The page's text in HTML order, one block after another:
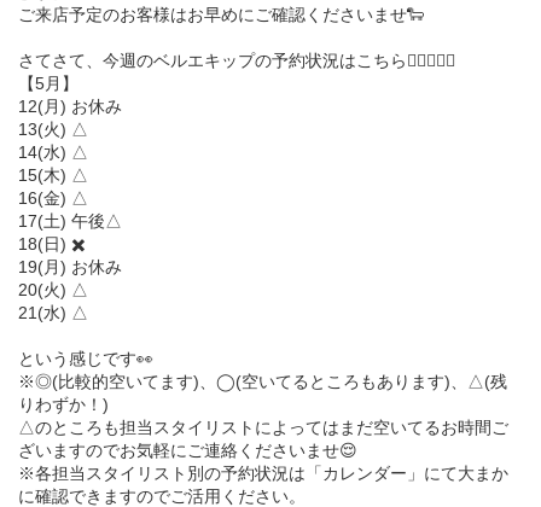
ご来店予定のお客様はお早めにご確認くださいませ🐑
さてさて、今週のベルエキップの予約状況はこちら💁🏻‍♀️💁‍♂️
【5月】
12(月) お休み
13(火) △
14(水) △
15(木) △
16(金) △
17(土) 午後△
18(日) ✖️
19(月) お休み
20(火) △
21(水) △
という感じです👀
※◎(比較的空いてます)、◯(空いてるところもあります)、△(残
りわずか！)
△のところも担当スタイリストによってはまだ空いてるお時間ご
ざいますのでお気軽にご連絡くださいませ😌
※各担当スタイリスト別の予約状況は「カレンダー」にて大まか
に確認できますのでご活用ください。